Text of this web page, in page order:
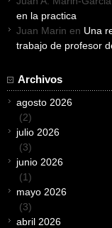
en la practica
Juan Marin en Una
trabajo de profesor
Archivos
agosto 2026
(2)
julio 2026
(3)
junio 2026
(1)
mayo 2026
(3)
abril 2026